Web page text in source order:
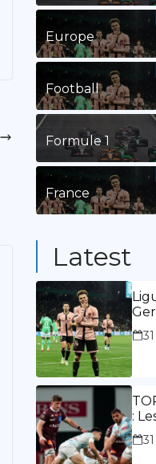
Europe
Football
Formule 1
France
Latest
: